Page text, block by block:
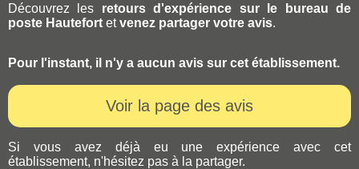
Découvrez les retours d'expérience sur le bureau de
poste Hautefort etvenez partager votre avis.
Pour l'instant, il n'y a aucun avis sur cet établissement.
Voir la page des avis
Si vous avez déjà eu une expérience avec cet
établissement, n'hésitez pas à la partager.